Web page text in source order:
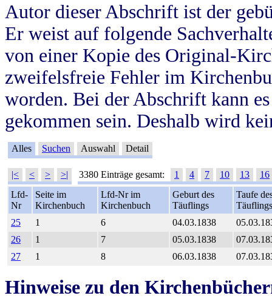
Autor dieser Abschrift ist der
Er weist auf folgende
von einer Kopie des Original-
zweifelsfreie Fehler im
worden. Bei der Abschrift kann
gekommen sein. Deshalb wird
Alles Suchen Auswahl Detail
|< < > >| 3380 Einträge gesamt: 1 4 7 10 13
16
Lfd-
Nr
Seite im
Kirchenbuch
Lfd-Nr im
Kirchenbuch
Geburt des
Täuflings
Taufe
Täuflings
25
1 6 04.03.1838
26
1 7 05.03.1838
27
1 8 06.03.1838
Hinweise zu den